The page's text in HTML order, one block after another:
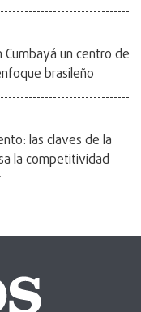
un centro de
brasileño
las claves de la
la competitividad